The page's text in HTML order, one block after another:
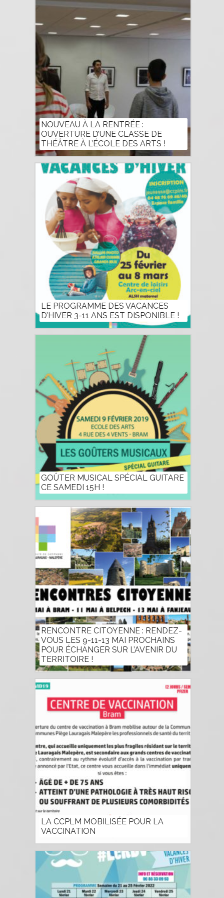
NOUVEAU À LA RENTRÉE :
OUVERTURE D’UNE CLASSE DE
THÉÂTRE À L’ÉCOLE DES ARTS !
LE PROGRAMME DES VACANCES
D’HIVER 3-11 ANS EST DISPONIBLE !
GOÛTER MUSICAL SPÉCIAL GUITARE
CE SAMEDI 15H !
RENCONTRE CITOYENNE : RENDEZ-
VOUS LES 9-11-13 MAI PROCHAINS
POUR ÉCHANGER SUR L’AVENIR DU
TERRITOIRE !
LA CCPLM MOBILISÉE POUR LA
VACCINATION